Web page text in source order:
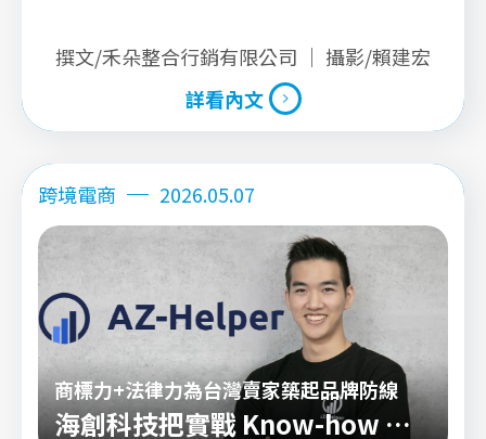
具效率與競爭力的外貿新路徑。
撰文/禾朵整合行銷有限公司 ｜ 攝影/賴建宏
詳看內文
跨境電商
2026.05.07
商標力+法律力為台灣賣家築起品牌防線
海創科技把實戰 Know-how 系